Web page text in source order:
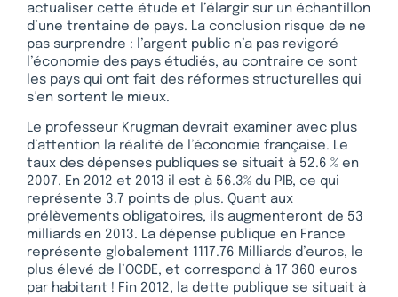
actualiser cette étude et l’élargir sur un échantillon
d’une trentaine de pays. La conclusion risque de ne
pas surprendre : l’argent public n’a pas revigoré
l’économie des pays étudiés, au contraire ce sont
les pays qui ont fait des réformes structurelles qui
s’en sortent le mieux.
Le professeur Krugman devrait examiner avec plus
d’attention la réalité de l’économie française. Le
taux des dépenses publiques se situait à 52.6 % en
2007. En 2012 et 2013 il est à 56.3% du PIB, ce qui
représente 3.7 points de plus. Quant aux
prélèvements obligatoires, ils augmenteront de 53
milliards en 2013. La dépense publique en France
représente globalement 1117.76 Milliards d’euros, le
plus élevé de l’OCDE, et correspond à 17 360 euros
par habitant ! Fin 2012, la dette publique se situait à